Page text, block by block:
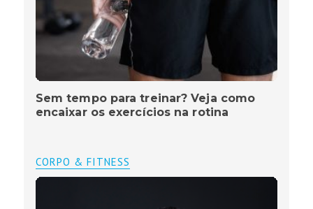
Sem tempo para treinar? Veja como
encaixar os exercícios na rotina
CORPO & FITNESS